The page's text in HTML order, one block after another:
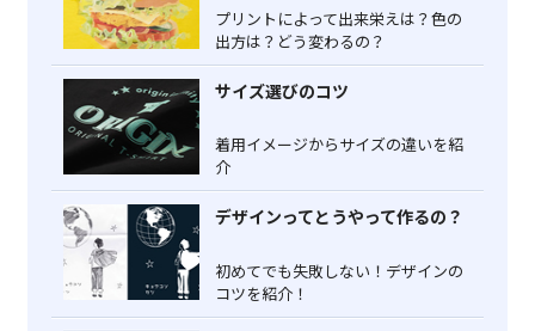
プリントによって出来栄えは？色の
出方は？どう変わるの？
サイズ選びのコツ
着用イメージからサイズの違いを紹
介
デザインってとうやって作るの？
初めてでも失敗しない！デザインの
コツを紹介！